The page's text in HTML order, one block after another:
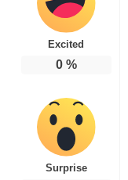
Excited
0%
Surprise